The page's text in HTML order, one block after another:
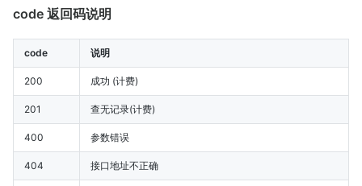
code 返回码说明
code 说明
200 成功 (计费)
201 查无记录(计费)
400 参数错误
404 接口地址不正确